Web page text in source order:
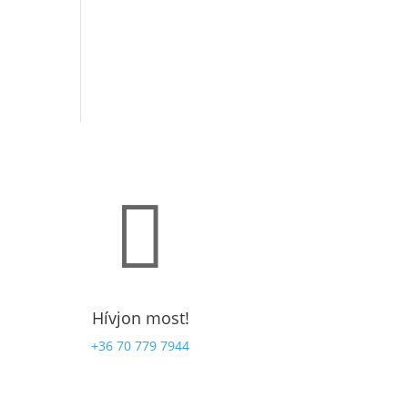

Hívjon most!
+36 70 779 7944